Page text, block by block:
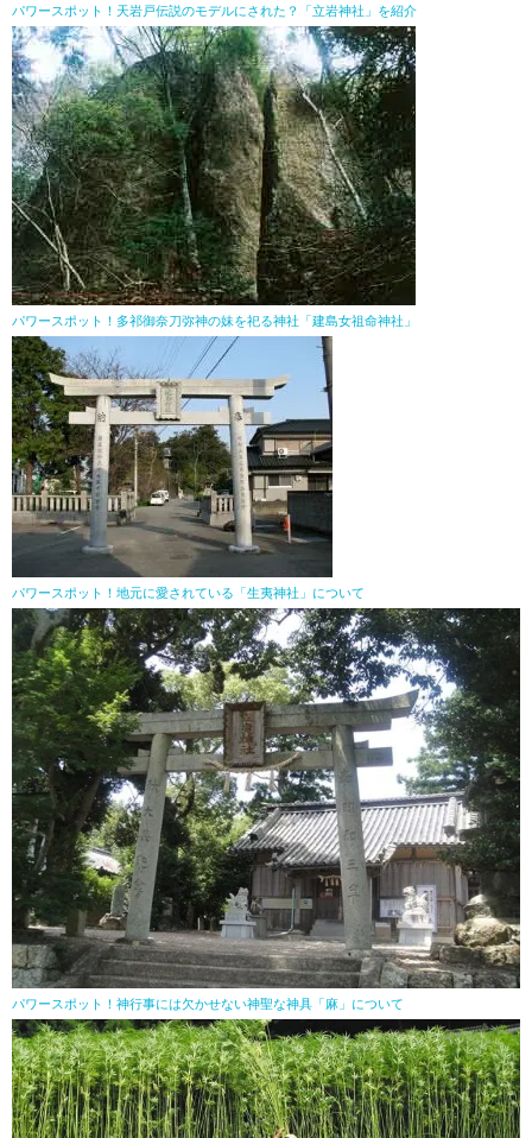
パワースポット！天岩戸伝説のモデルにされた？「立岩神社」を紹介
パワースポット！多祁御奈刀弥神の妹を祀る神社「建島女祖命神社」
パワースポット！地元に愛されている「生夷神社」について
パワースポット！神行事には欠かせない神聖な神具「麻」について